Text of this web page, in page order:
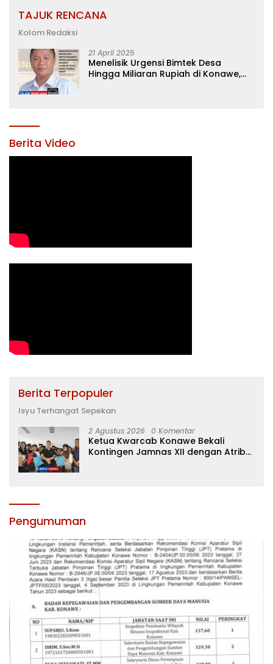
TAJUK RENCANA
Kolom Redaksi
21 April 2025
Menelisik Urgensi Bimtek Desa
Hingga Miliaran Rupiah di Konawe,
Berita Video
Berita Terpopuler
Isyu Terhangat Sepekan
2 Agustus 2026 0 Komentar
Ketua Kwarcab Konawe Bekali
Kontingen Jamnas XII dengan Atribut
Pengumuman